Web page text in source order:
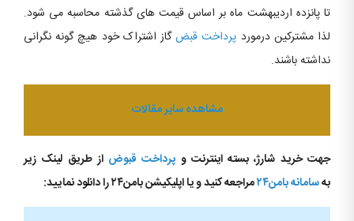
تا پانزده اردیبهشت ماه بر اساس قیمت های گذشته محاسبه می شود.
لذا مشترکین درمورد پرداخت قبضگاز اشتراک خود هیچ گونه نگرانی
نداشته باشند.
مشاهده سایر مقالات
جهت خرید شارژ، بسته اینترنت و پرداخت قبوض از طریق لینک زیر
بهسامانه بامن۲۴ مراجعه کنید و یا اپلیکیشن بامن۲۴ را دانلود نمایید: